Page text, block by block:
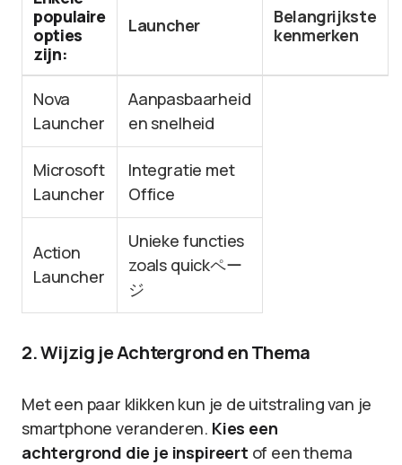
populaire
opties
zijn:
Launcher
Belangrijkste
kenmerken
Nova
Launcher
Aanpasbaarheid
en snelheid
Microsoft
Launcher
Integratie met
Office
Action
Launcher
Unieke functies
zoals quickペー
ジ
2. Wijzig je Achtergrond en Thema
Met een paar klikken kun je de uitstraling van je
smartphone veranderen. Kies een
achtergrond die je inspireert of een thema